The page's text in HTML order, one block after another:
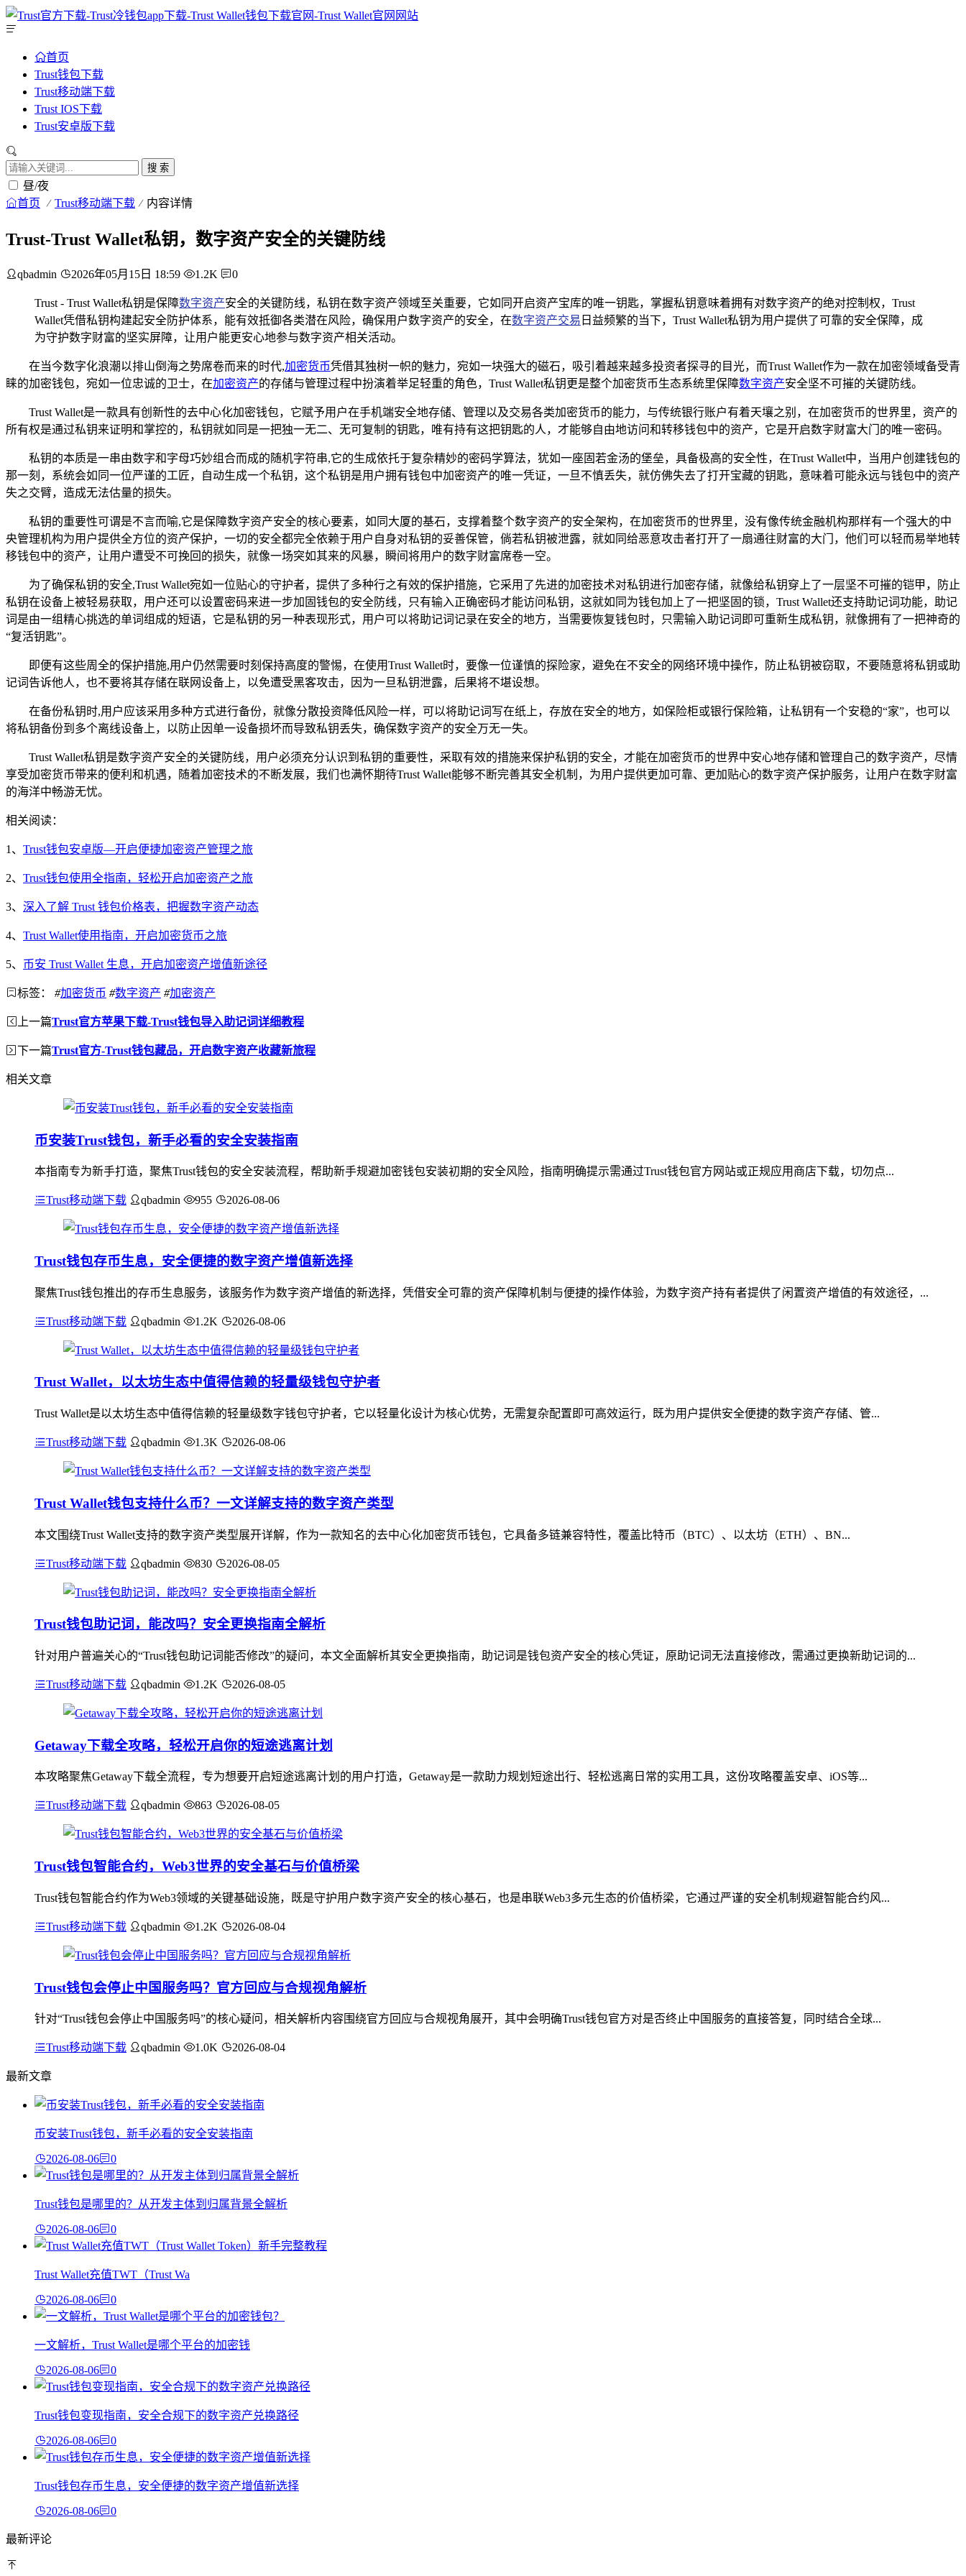
首页
Trust钱包下载
Trust移动端下载
Trust IOS下载
Trust安卓版下载
搜 索
昼/夜
首页 Trust移动端下载 内容详情
Trust-Trust Wallet私钥，数字资产安全的关键防线
qbadmin 2026年05月15日 18:59 1.2K 0
Trust - Trust Wallet私钥是保障数字资产安全的关键防线，私钥在数字资产领域至关重要，它如同开启资产宝库的唯一钥匙，掌握私钥意味着拥有对数字资产的绝对控制权，Trust
Wallet凭借私钥构建起安全防护体系，能有效抵御各类潜在风险，确保用户数字资产的安全，在数字资产交易 日益频繁的当下，Trust Wallet私钥为用户提供了可靠的安全保障，成
为守护数字财富的坚实屏障，让用户能更安心地参与数字资产相关活动。
在当今数字化浪潮以排山倒海之势席卷而来的时代,加密货币凭借其独树一帜的魅力，宛如一块强大的磁石，吸引着越来越多投资者探寻的目光，而Trust Wallet作为一款在加密领域备受青
睐的加密钱包，宛如一位忠诚的卫士，在加密资产的存储与管理过程中扮演着举足轻重的角色，Trust Wallet私钥更是整个加密货币生态系统里保障数字资产安全坚不可摧的关键防线。
Trust Wallet是一款具有创新性的去中心化加密钱包，它赋予用户在手机端安全地存储、管理以及交易各类加密货币的能力，与传统银行账户有着天壤之别，在加密货币的世界里，资产的
所有权是通过私钥来证明和掌控的，私钥就如同是一把独一无二、无可复制的钥匙，唯有持有这把钥匙的人，才能够自由地访问和转移钱包中的资产，它是开启数字财富大门的唯一密码。
私钥的本质是一串由数字和字母巧妙组合而成的随机字符串,它的生成依托于复杂精妙的密码学算法，犹如一座固若金汤的堡垒，具备极高的安全性，在Trust Wallet中，当用户创建钱包的
那一刻，系统会如同一位严谨的工匠，自动生成一个私钥，这个私钥是用户拥有钱包中加密资产的唯一凭证，一旦不慎丢失，就仿佛失去了打开宝藏的钥匙，意味着可能永远与钱包中的资产
失之交臂，造成无法估量的损失。
私钥的重要性可谓是不言而喻,它是保障数字资产安全的核心要素，如同大厦的基石，支撑着整个数字资产的安全架构，在加密货币的世界里，没有像传统金融机构那样有一个强大的中
央管理机构为用户提供全方位的资产保护，一切的安全都完全依赖于用户自身对私钥的妥善保管，倘若私钥被泄露，就如同给恶意攻击者打开了一扇通往财富的大门，他们可以轻而易举地转
移钱包中的资产，让用户遭受不可挽回的损失，就像一场突如其来的风暴，瞬间将用户的数字财富席卷一空。
为了确保私钥的安全,Trust Wallet宛如一位贴心的守护者，提供了多种行之有效的保护措施，它采用了先进的加密技术对私钥进行加密存储，就像给私钥穿上了一层坚不可摧的铠甲，防止
私钥在设备上被轻易获取，用户还可以设置密码来进一步加固钱包的安全防线，只有输入正确密码才能访问私钥，这就如同为钱包加上了一把坚固的锁，Trust Wallet还支持助记词功能，助记
词是由一组精心挑选的单词组成的短语，它是私钥的另一种表现形式，用户可以将助记词记录在安全的地方，当需要恢复钱包时，只需输入助记词即可重新生成私钥，就像拥有了一把神奇的
“复活钥匙”。
即便有这些周全的保护措施,用户仍然需要时刻保持高度的警惕，在使用Trust Wallet时，要像一位谨慎的探险家，避免在不安全的网络环境中操作，防止私钥被窃取，不要随意将私钥或助
记词告诉他人，也不要将其存储在联网设备上，以免遭受黑客攻击，因为一旦私钥泄露，后果将不堪设想。
在备份私钥时,用户应该采用多种方式进行备份，就像分散投资降低风险一样，可以将助记词写在纸上，存放在安全的地方，如保险柜或银行保险箱，让私钥有一个安稳的“家”，也可以
将私钥备份到多个离线设备上，以防止因单一设备损坏而导致私钥丢失，确保数字资产的安全万无一失。
Trust Wallet私钥是数字资产安全的关键防线，用户必须充分认识到私钥的重要性，采取有效的措施来保护私钥的安全，才能在加密货币的世界中安心地存储和管理自己的数字资产，尽情
享受加密货币带来的便利和机遇，随着加密技术的不断发展，我们也满怀期待Trust Wallet能够不断完善其安全机制，为用户提供更加可靠、更加贴心的数字资产保护服务，让用户在数字财富
的海洋中畅游无忧。
相关阅读：
1、 Trust钱包安卓版—开启便捷加密资产管理之旅
2、 Trust钱包使用全指南，轻松开启加密资产之旅
3、 深入了解 Trust 钱包价格表，把握数字资产动态
4、 Trust Wallet使用指南，开启加密货币之旅
5、 币安 Trust Wallet 生息，开启加密资产增值新途径
标签： #加密货币 #数字资产 #加密资产
上一篇Trust官方苹果下载-Trust钱包导入助记词详细教程
下一篇Trust官方-Trust钱包藏品，开启数字资产收藏新旅程
相关文章
币安装Trust钱包，新手必看的安全安装指南
本指南专为新手打造，聚焦Trust钱包的安全安装流程，帮助新手规避加密钱包安装初期的安全风险，指南明确提示需通过Trust钱包官方网站或正规应用商店下载，切勿点...
Trust移动端下载 qbadmin 955 2026-08-06
Trust钱包存币生息，安全便捷的数字资产增值新选择
聚焦Trust钱包推出的存币生息服务，该服务作为数字资产增值的新选择，凭借安全可靠的资产保障机制与便捷的操作体验，为数字资产持有者提供了闲置资产增值的有效途径，...
Trust移动端下载 qbadmin 1.2K 2026-08-06
Trust Wallet，以太坊生态中值得信赖的轻量级钱包守护者
Trust Wallet是以太坊生态中值得信赖的轻量级数字钱包守护者，它以轻量化设计为核心优势，无需复杂配置即可高效运行，既为用户提供安全便捷的数字资产存储、管...
Trust移动端下载 qbadmin 1.3K 2026-08-06
Trust Wallet钱包支持什么币？一文详解支持的数字资产类型
本文围绕Trust Wallet支持的数字资产类型展开详解，作为一款知名的去中心化加密货币钱包，它具备多链兼容特性，覆盖比特币（BTC）、以太坊（ETH）、BN...
Trust移动端下载 qbadmin 830 2026-08-05
Trust钱包助记词，能改吗？安全更换指南全解析
针对用户普遍关心的“Trust钱包助记词能否修改”的疑问，本文全面解析其安全更换指南，助记词是钱包资产安全的核心凭证，原助记词无法直接修改，需通过更换新助记词的...
Trust移动端下载 qbadmin 1.2K 2026-08-05
Getaway下载全攻略，轻松开启你的短途逃离计划
本攻略聚焦Getaway下载全流程，专为想要开启短途逃离计划的用户打造，Getaway是一款助力规划短途出行、轻松逃离日常的实用工具，这份攻略覆盖安卓、iOS等...
Trust移动端下载 qbadmin 863 2026-08-05
Trust钱包智能合约，Web3世界的安全基石与价值桥梁
Trust钱包智能合约作为Web3领域的关键基础设施，既是守护用户数字资产安全的核心基石，也是串联Web3多元生态的价值桥梁，它通过严谨的安全机制规避智能合约风...
Trust移动端下载 qbadmin 1.2K 2026-08-04
Trust钱包会停止中国服务吗？官方回应与合规视角解析
针对“Trust钱包会停止中国服务吗”的核心疑问，相关解析内容围绕官方回应与合规视角展开，其中会明确Trust钱包官方对是否终止中国服务的直接答复，同时结合全球...
Trust移动端下载 qbadmin 1.0K 2026-08-04
最新文章
币安装Trust钱包，新手必看的安全安装指南
2026-08-06 0
Trust钱包是哪里的？从开发主体到归属背景全解析
2026-08-06 0
Trust Wallet充值TWT（Trust Wa
2026-08-06 0
一文解析，Trust Wallet是哪个平台的加密钱
2026-08-06 0
Trust钱包变现指南，安全合规下的数字资产兑换路径
2026-08-06 0
Trust钱包存币生息，安全便捷的数字资产增值新选择
2026-08-06 0
最新评论